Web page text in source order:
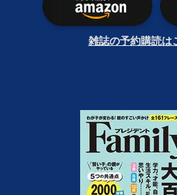
雑誌の予約購読は